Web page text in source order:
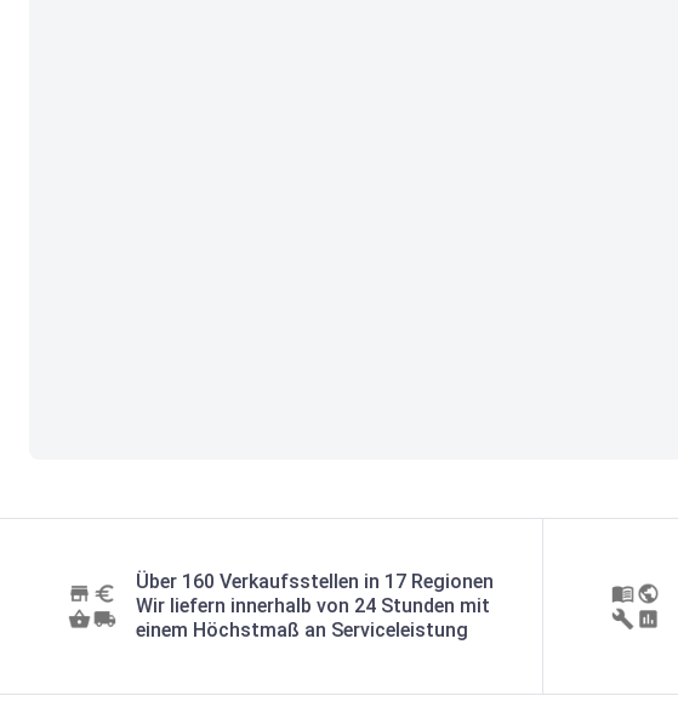
Über 160 Verkaufsstellen in 17 Regionen
Wir liefern innerhalb von 24 Stunden mit
einem Höchstmaß an Serviceleistung